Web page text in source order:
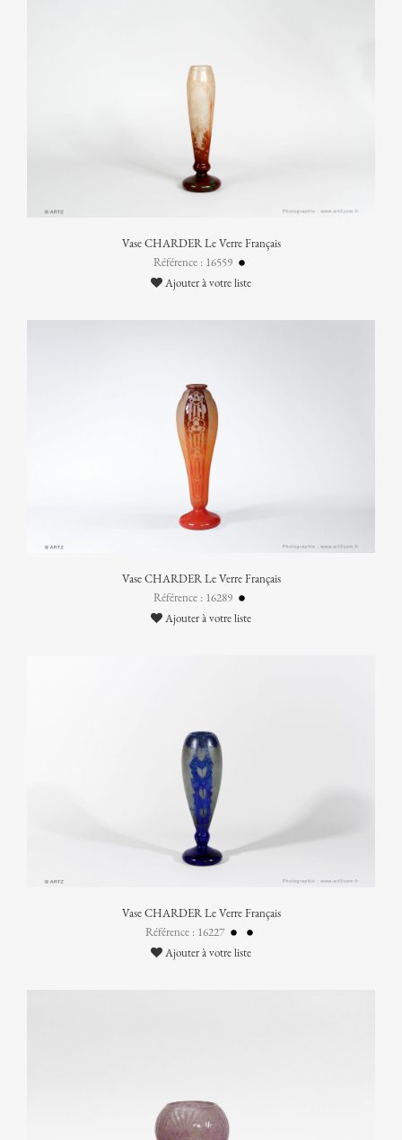
Vase CHARDER Le Verre Français
Référence : 16559
Ajouter à votre liste
Vase CHARDER Le Verre Français
Référence : 16289
Ajouter à votre liste
Vase CHARDER Le Verre Français
Référence : 16227
Ajouter à votre liste